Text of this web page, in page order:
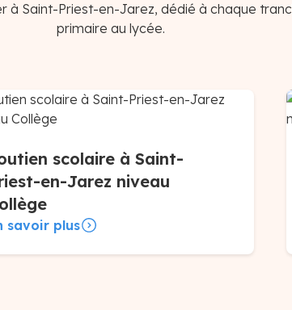
à Saint-Priest-en-Jarez, dédié à chaque
primaire au lycée.
scolaire à Saint-
en-Jarez niveau
savoir plus